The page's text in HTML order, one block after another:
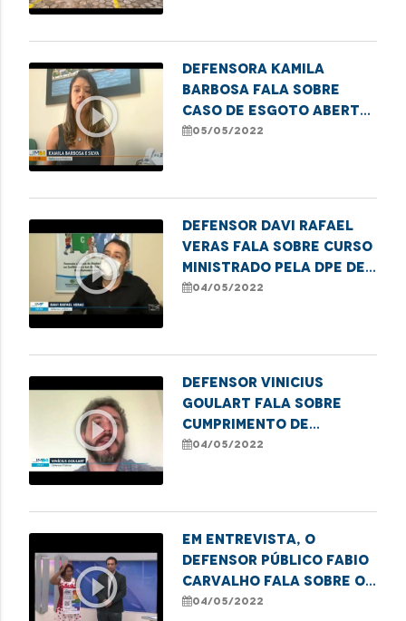
play_circle_outline
Defensora Kamila
Barbosa fala sobre
caso de esgoto aberto
em São Luís e explica
vias públicas em bom
05/05/2022
play_circle_outline
Defensor Davi Rafael
Veras fala sobre curso
ministrado pela DPE de
proteção de estupro
04/05/2022
play_circle_outline
Defensor Vinicius
Goulart fala sobre
cumprimento de
transferência para UTI
04/05/2022
play_circle_outline
Em entrevista, o
defensor público Fabio
Carvalho fala sobre os
preparativos para a 1ª
04/05/2022